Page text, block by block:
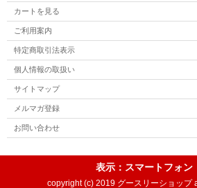
カートを見る
ご利用案内
特定商取引法表示
個人情報の取扱い
サイトマップ
メルマガ登録
お問い合わせ
表示：スマートフォン｜
copyright (c) 2019 グースリーショップ